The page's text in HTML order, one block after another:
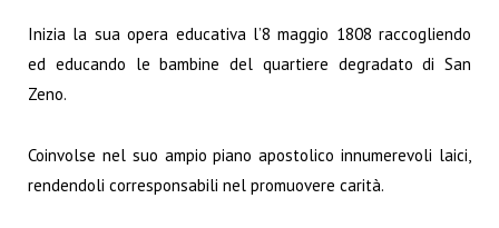
Inizia la sua opera educativa l’8 maggio 1808 raccogliendo
ed educando le bambine del quartiere degradato di San
Zeno.
Coinvolse nel suo ampio piano apostolico innumerevoli laici,
rendendoli corresponsabili nel promuovere carità.